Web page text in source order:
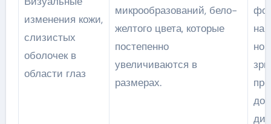
изменения кожи,
слизистых
оболочек в
области глаз
микрообразований, бело-
желтого цвета, которые
постепенно
увеличиваются в
размерах.